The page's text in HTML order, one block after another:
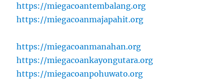
https://miegacoantembalang.org
https://miegacoanmajapahit.org
https://miegacoanmanahan.org
https://miegacoankayongutara.org
https://miegacoanpohuwato.org